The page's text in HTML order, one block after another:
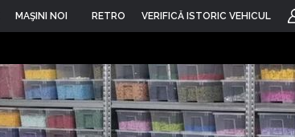
MAŞINI NOI RETRO VERIFICĂ ISTORIC VEHICUL